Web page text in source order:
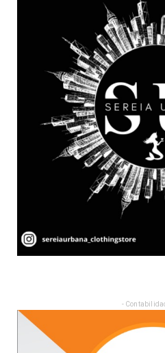
-